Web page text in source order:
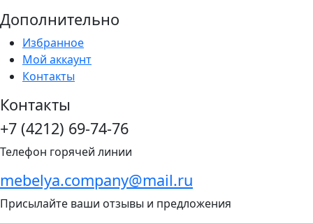
Дополнительно
Избранное
Мой аккаунт
Контакты
Контакты
+7 (4212) 69-74-76
Телефон горячей линии
mebelya.company@mail.ru
Присылайте ваши отзывы и предложения